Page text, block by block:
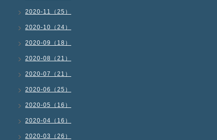
2020-11（25）
2020-10（24）
2020-09（18）
2020-08（21）
2020-07（21）
2020-06（25）
2020-05（16）
2020-04（16）
2020-03（26）